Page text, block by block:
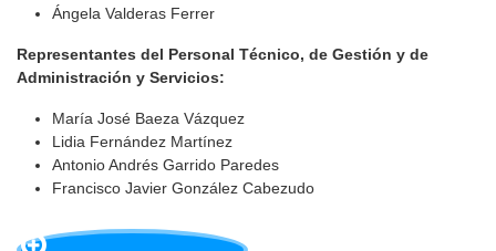
Ángela Valderas Ferrer
Representantes del Personal Técnico, de Gestión y de
Administración y Servicios:
María José Baeza Vázquez
Lidia Fernández Martínez
Antonio Andrés Garrido Paredes
Francisco Javier González Cabezudo